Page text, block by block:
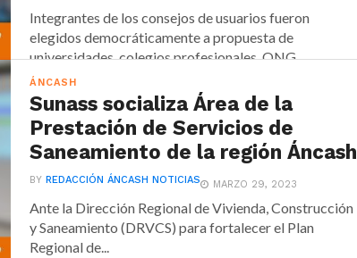
Integrantes de los consejos de usuarios fueron
elegidos democráticamente a propuesta de
universidades, colegios profesionales, ONG...
ÁNCASH
Sunass socializa Área de la
Prestación de Servicios de
Saneamiento de la región Áncash
BYREDACCIÓN ÁNCASH NOTICIAS MARZO 29, 2023
Ante la Dirección Regional de Vivienda, Construcción
y Saneamiento (DRVCS) para fortalecer el Plan
Regional de...